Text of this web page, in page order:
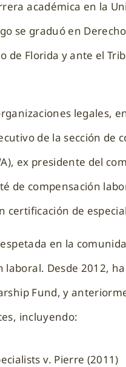
académica en la
se graduó en
de Florida y ante el
legales,
de la sección de
ex presidente del
de compensación
certificación de
en la
laboral. Desde 2012,
Fund, y
incluyendo:
v. Pierre (2011)